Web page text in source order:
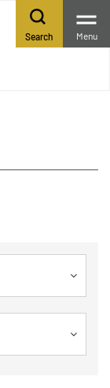
Search Menu